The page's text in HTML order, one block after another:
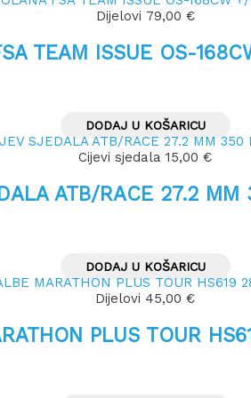
Dijelovi 79,00 €
TEAM ISSUE OS-
DODAJ U KOŠARICU
Cijevi sjedala 15,00 €
ATB/RACE 27.2 MM
DODAJ U KOŠARICU
Dijelovi 45,00 €
PLUS TOUR